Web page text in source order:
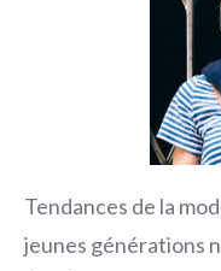
Tendances de la
jeunes générations